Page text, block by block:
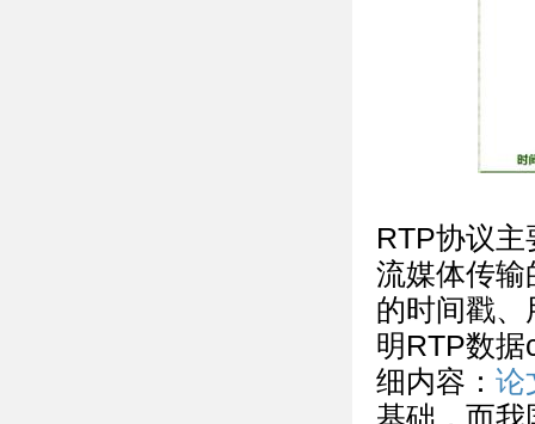
RTP协议
流媒体传输
的时间戳
明RTP数
细内容： 论
基础，而